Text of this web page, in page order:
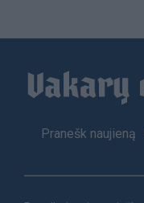
Footer
Pranešk naujieną